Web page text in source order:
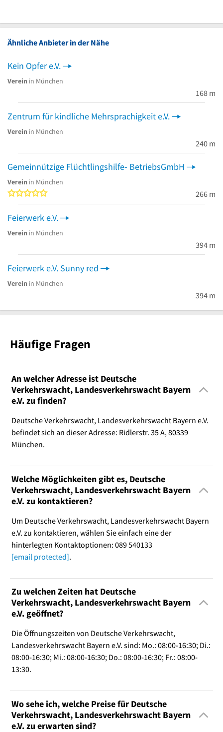
Ähnliche Anbieter in der Nähe
Kein Opfer e.V.
Verein in München
168 m
Zentrum für kindliche Mehrsprachigkeit e.V.
Verein in München
240 m
Gemeinnützige Flüchtlingshilfe- BetriebsGmbH
Verein in München
266 m
Feierwerk e.V.
Verein in München
394 m
Feierwerk e.V. Sunny red
Verein in München
394 m
Häufige Fragen
An welcher Adresse ist Deutsche
Verkehrswacht, Landesverkehrswacht Bayern
e.V. zu finden?
Deutsche Verkehrswacht, Landesverkehrswacht Bayern e.V.
befindet sich an dieser Adresse: Ridlerstr. 35 A, 80339
München.
Welche Möglichkeiten gibt es, Deutsche
Verkehrswacht, Landesverkehrswacht Bayern
e.V. zu kontaktieren?
Um Deutsche Verkehrswacht, Landesverkehrswacht Bayern
e.V. zu kontaktieren, wählen Sie einfach eine der
hinterlegten Kontaktoptionen: 089 540133
[email protected].
Zu welchen Zeiten hat Deutsche
Verkehrswacht, Landesverkehrswacht Bayern
e.V. geöffnet?
Die Öffnungszeiten von Deutsche Verkehrswacht,
Landesverkehrswacht Bayern e.V. sind: Mo.: 08:00-16:30; Di.:
08:00-16:30; Mi.: 08:00-16:30; Do.: 08:00-16:30; Fr.: 08:00-
13:30.
Wo sehe ich, welche Preise für Deutsche
Verkehrswacht, Landesverkehrswacht Bayern
e.V. zu erwarten sind?